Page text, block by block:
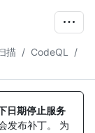
描 / CodeQL
/
日期停止服务
发布补丁。 为